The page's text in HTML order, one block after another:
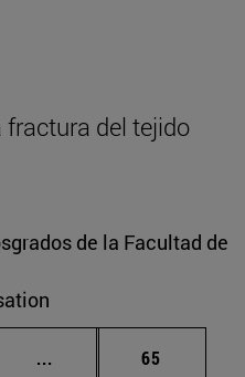
fractura del tejido
de la Facultad de
... Páginas intermedias
Página
65